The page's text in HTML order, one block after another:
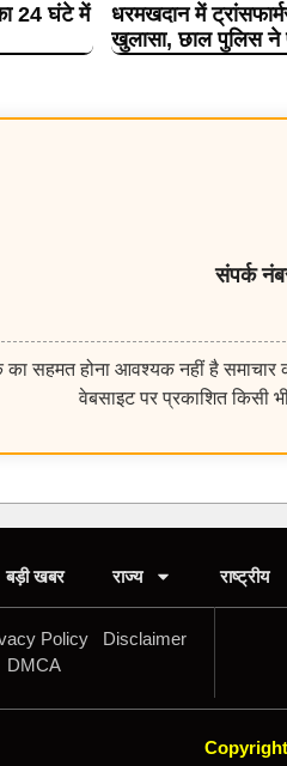
24 घंटे में
धरमखदान में
खुलासा, छाल पुलिस ने
संपर्क
सहमत होना आवश्यक नहीं है समाचार
वेबसाइट पर प्रकाशित किसी
बड़ी खबर राज्य राष्ट्रीय
Policy
Disclaimer
DMCA